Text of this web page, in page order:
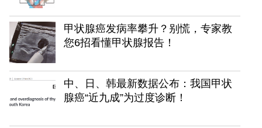
甲状腺癌发病率攀升？别慌，专家教
您6招看懂甲状腺报告！
中、日、韩最新数据公布：我国甲状
腺癌“近九成”为过度诊断！